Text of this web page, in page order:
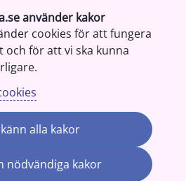
använder kakor
cookies för att fungera
och för att vi ska kunna
alla kakor
nödvändiga kakor